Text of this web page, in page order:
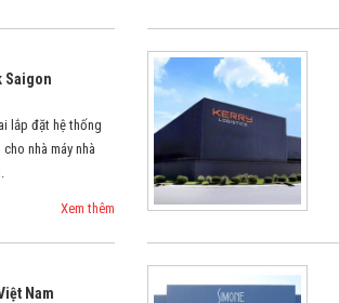
Saigon
lắp đặt hệ thống
nhà máy nhà
Xem thêm
Nam